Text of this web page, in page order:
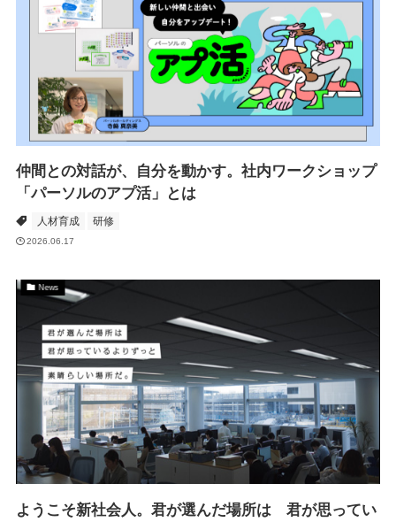
仲間との対話が、自分を動かす。社内ワークショップ
「パーソルのアプ活」とは
人材育成 研修
2026.06.17
News
ようこそ新社会人。君が選んだ場所は 君が思ってい